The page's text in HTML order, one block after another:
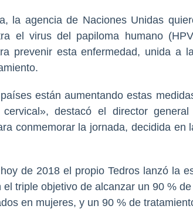
la agencia de Naciones Unidas
el virus del papiloma humano
prevenir esta enfermedad, unida a
están aumentando estas
destacó el director
conmemorar la jornada, decidida en
de 2018 el propio Tedros lanzó la
triple objetivo de alcanzar un 90 %
en mujeres, y un 90 % de